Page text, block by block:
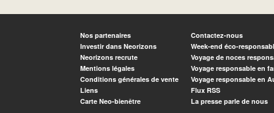
Nos partenaires
Investir dans Neorizons
Neorizons recrute
Mentions légales
Conditions générales de vente
Liens
Carte Neo-bienêtre
Contactez-nous
Week-end éco-
Voyage de noces
Voyage responsable en
Voyage responsable en
Flux RSS
La presse parle de nous